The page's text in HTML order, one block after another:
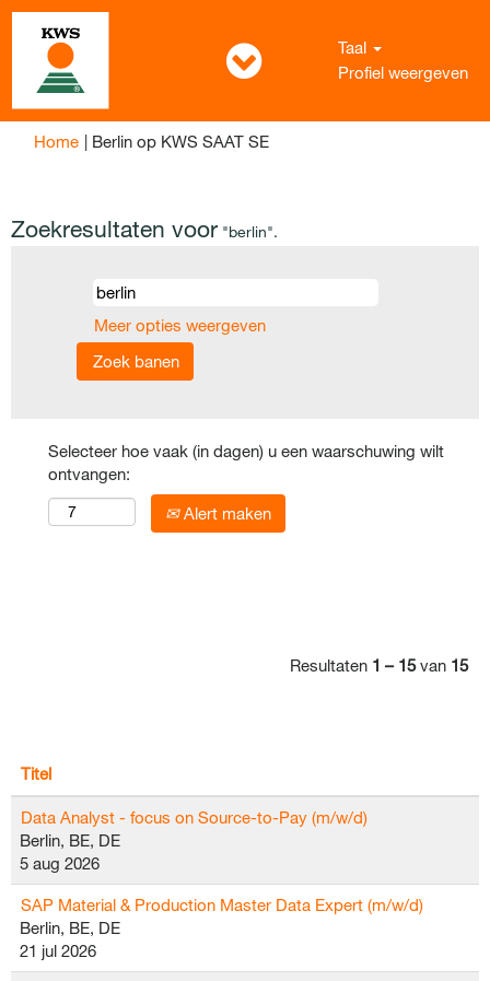
Taal
Profiel weergeven
Home | Berlin op KWS SAAT SE(huidige
Zoekresultaten voor "berlin".
Meer opties weergeven
Selecteer hoe vaak (in dagen) u een waarschuwing wilt
ontvangen:
Alert maken
Resultaten 1 – 15van 15
Titel
Data Analyst - focus on Source-to-Pay (m/w/d)
Berlin, BE, DE
5 aug 2026
SAP Material & Production Master Data Expert (m/w/d)
Berlin, BE, DE
21 jul 2026